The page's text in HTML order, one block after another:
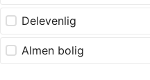
Delevenlig
Almen bolig